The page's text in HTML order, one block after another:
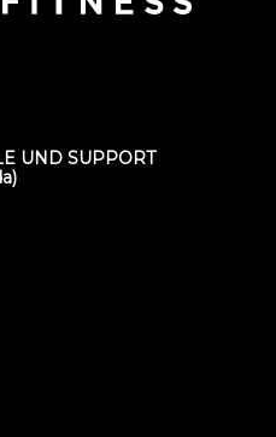
UND SUPPORT